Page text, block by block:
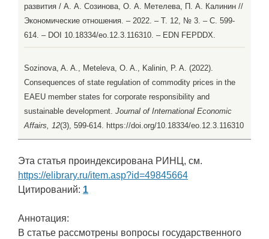
развития / А. А. Созинова, О. А. Метелева, П. А. Калинин //
Экономические отношения. – 2022. – Т. 12, № 3. – С. 599-
614. – DOI 10.18334/eo.12.3.116310. – EDN FEPDDX.
Sozinova, A. A., Meteleva, O. A., Kalinin, P. A. (2022).
Consequences of state regulation of commodity prices in the
EAEU member states for corporate responsibility and
sustainable development. Journal of International Economic
Affairs, 12(3), 599-614. https://doi.org/10.18334/eo.12.3.116310
Эта статья проиндексирована РИНЦ, см.
https://elibrary.ru/item.asp?id=49845664
Цитирований: 1
Аннотация:
В статье рассмотрены вопросы государственного